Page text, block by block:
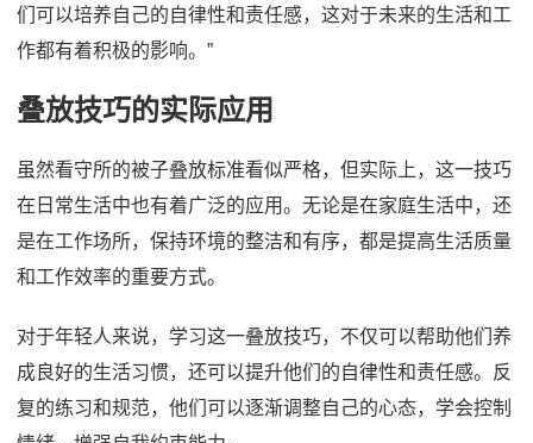
们可以培养自己的自律性和责任感，这对于未来的生活和工
作都有着积极的影响。”
叠放技巧的实际应用
虽然看守所的被子叠放标准看似严格，但实际上，这一技巧
在日常生活中也有着广泛的应用。无论是在家庭生活中，还
是在工作场所，保持环境的整洁和有序，都是提高生活质量
和工作效率的重要方式。
对于年轻人来说，学习这一叠放技巧，不仅可以帮助他们养
成良好的生活习惯，还可以提升他们的自律性和责任感。反
复的练习和规范，他们可以逐渐调整自己的心态，学会控制